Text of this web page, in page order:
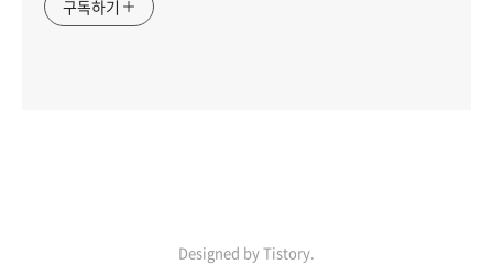
구독하기
Designed by Tistory.